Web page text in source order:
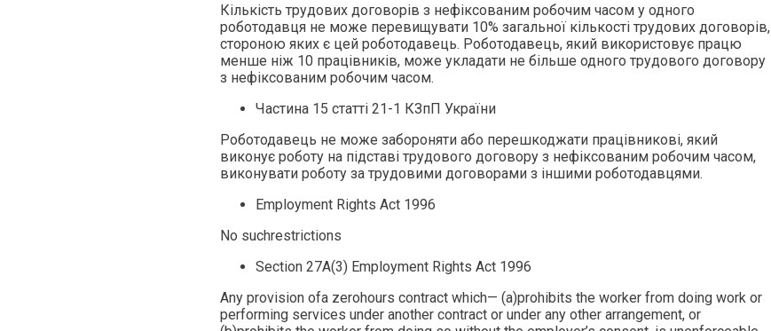
Кількість трудових договорів з нефіксованим робочим часом у одного
роботодавця не може перевищувати 10% загальної кількості трудових договорів,
стороною яких є цей роботодавець. Роботодавець, який використовує працю
менше ніж 10 працівників, може укладати не більше одного трудового договору
з нефіксованим робочим часом.
Частина 15 статті 21-1 КЗпП України
Роботодавець не може забороняти або перешкоджати працівникові, який
виконує роботу на підставі трудового договору з нефіксованим робочим часом,
виконувати роботу за трудовими договорами з іншими роботодавцями.
Employment Rights Act 1996
No suchrestrictions
Section 27A(3) Employment Rights Act 1996
Any provision ofa zerohours contract which— (a)prohibits the worker from doing work or
performing services under another contract or under any other arrangement, or